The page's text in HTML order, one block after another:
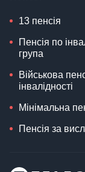
13 пенсія
Пенсія по
група
Військова
інвалідності
Мінімальна
Пенсія за